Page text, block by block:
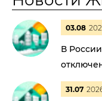
03.08
В
31.07